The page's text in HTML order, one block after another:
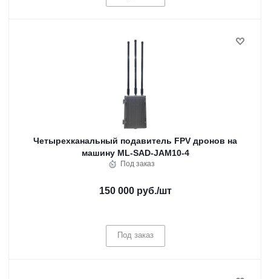
Четырехканальный подавитель FPV дронов на
машину ML-SAD-JAM10-4
Под заказ
150 000 руб./шт
Под заказ